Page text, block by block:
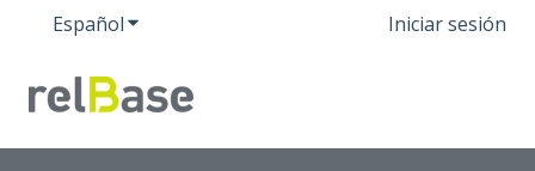
EspañolTraducciones de Mostrar submenú de
Iniciar sesión